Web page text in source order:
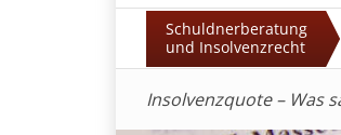
Schuldnerberatung
und Insolvenzrecht
Insolvenzquote – Was